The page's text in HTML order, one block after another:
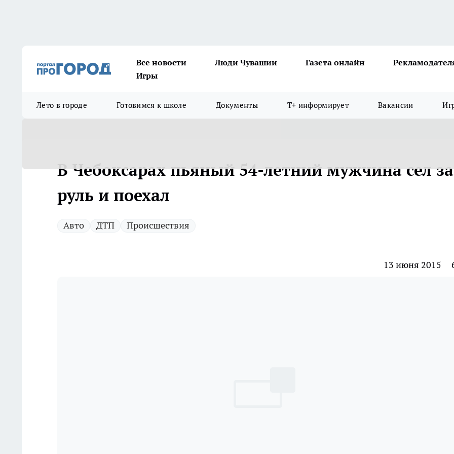
Все новости Люди Чувашии Газета онлайн
Игры
Лето в городе Готовимся к школе Документы Т+ информирует Вакансии
В Чебоксарах пьяный 54-летний мужчина сел за
руль и поехал
Авто ДТП Происшествия
13 июня 2015